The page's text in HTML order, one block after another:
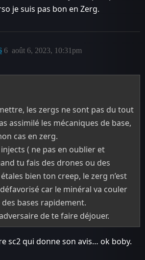
je suis pas bon en Zerg.
août 6, 2023, 10:31pm
6
les zergs ne sont pas du tout
assimilé les mécaniques de base,
cas en zerg.
( ne pas en oublier et
tu fais des drones ou des
bien ton creep, le zerg n’est
car le minéral va couler
bases rapidement.
de te faire déjouer.
sc2 qui donne son avis… ok boby.